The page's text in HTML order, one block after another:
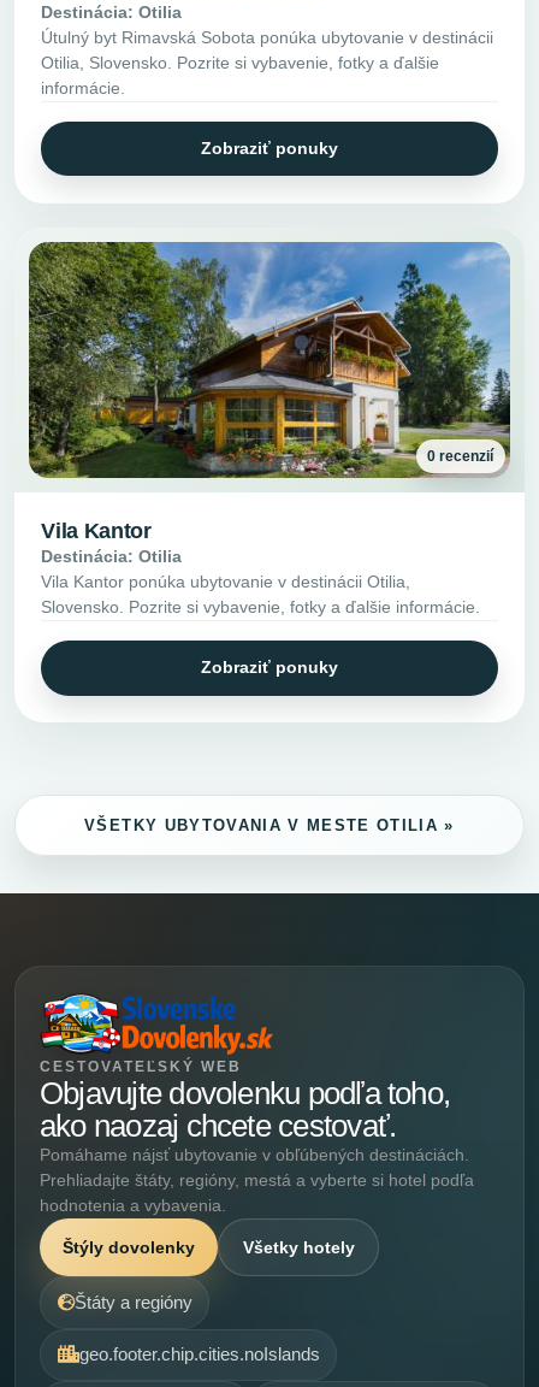
Destinácia: Otilia
Útulný byt Rimavská Sobota ponúka ubytovanie v destinácii
Otilia, Slovensko. Pozrite si vybavenie, fotky a ďalšie
informácie.
Zobraziť ponuky
0 recenzií
Vila Kantor
Destinácia: Otilia
Vila Kantor ponúka ubytovanie v destinácii Otilia,
Slovensko. Pozrite si vybavenie, fotky a ďalšie informácie.
Zobraziť ponuky
VŠETKY UBYTOVANIA V MESTE OTILIA »
CESTOVATEĽSKÝ WEB
Objavujte dovolenku podľa toho,
ako naozaj chcete cestovať.
Pomáhame nájsť ubytovanie v obľúbených destináciách.
Prehliadajte štáty, regióny, mestá a vyberte si hotel podľa
hodnotenia a vybavenia.
Štýly dovolenky Všetky hotely
Štáty a regióny
geo.footer.chip.cities.noIslands